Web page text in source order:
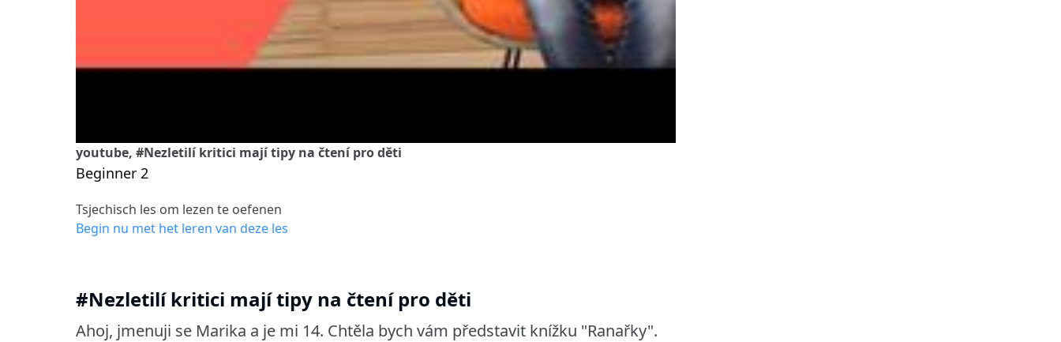
youtube, #Nezletilí kritici mají tipy na čtení pro děti
Beginner 2
Tsjechisch les om lezen te oefenen
Begin nu met het leren van deze les
#Nezletilí kritici mají tipy na čtení pro děti
Ahoj, jmenuji se Marika a je mi 14. Chtěla bych vám představit knížku "Ranařky".